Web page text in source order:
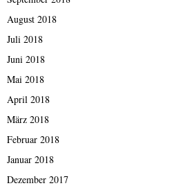
August 2018
Juli 2018
Juni 2018
Mai 2018
April 2018
März 2018
Februar 2018
Januar 2018
Dezember 2017